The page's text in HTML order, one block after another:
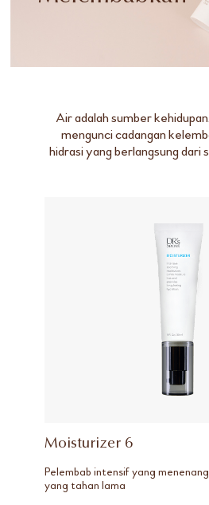
Air adalah sumber
mengunci cadangan
hidrasi yang berlangsung dari
Moisturizer 6
Pelembab intensif yang
yang tahan lama